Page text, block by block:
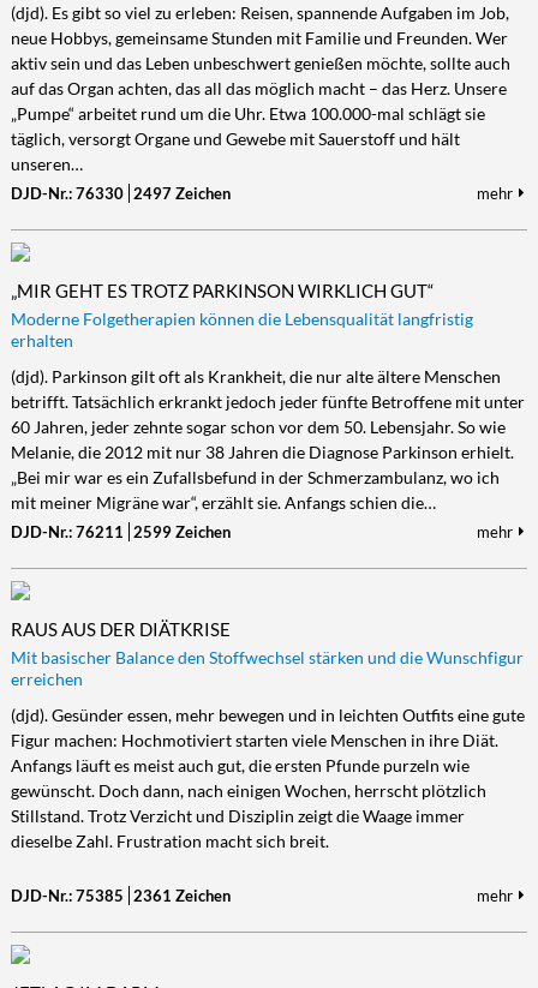
(djd). Es gibt so viel zu erleben: Reisen, spannende Aufgaben im Job,
neue Hobbys, gemeinsame Stunden mit Familie und Freunden. Wer
aktiv sein und das Leben unbeschwert genießen möchte, sollte auch
auf das Organ achten, das all das möglich macht – das Herz. Unsere
„Pumpe“ arbeitet rund um die Uhr. Etwa 100.000-mal schlägt sie
täglich, versorgt Organe und Gewebe mit Sauerstoff und hält
unseren…
DJD-Nr.: 76330 2497 Zeichen mehr
„MIR GEHT ES TROTZ PARKINSON WIRKLICH GUT“
Moderne Folgetherapien können die Lebensqualität langfristig
erhalten
(djd). Parkinson gilt oft als Krankheit, die nur alte ältere Menschen
betrifft. Tatsächlich erkrankt jedoch jeder fünfte Betroffene mit unter
60 Jahren, jeder zehnte sogar schon vor dem 50. Lebensjahr. So wie
Melanie, die 2012 mit nur 38 Jahren die Diagnose Parkinson erhielt.
„Bei mir war es ein Zufallsbefund in der Schmerzambulanz, wo ich
mit meiner Migräne war“, erzählt sie. Anfangs schien die…
DJD-Nr.: 76211 2599 Zeichen mehr
RAUS AUS DER DIÄTKRISE
Mit basischer Balance den Stoffwechsel stärken und die Wunschfigur
erreichen
(djd). Gesünder essen, mehr bewegen und in leichten Outfits eine gute
Figur machen: Hochmotiviert starten viele Menschen in ihre Diät.
Anfangs läuft es meist auch gut, die ersten Pfunde purzeln wie
gewünscht. Doch dann, nach einigen Wochen, herrscht plötzlich
Stillstand. Trotz Verzicht und Disziplin zeigt die Waage immer
dieselbe Zahl. Frustration macht sich breit.
DJD-Nr.: 75385 2361 Zeichen mehr